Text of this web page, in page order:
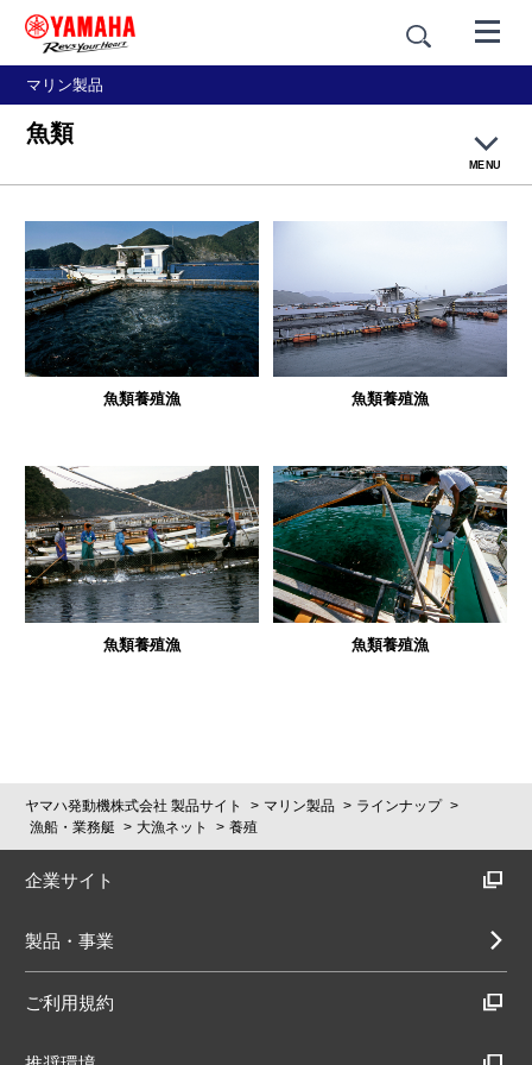
マリン製品
魚類
MENU
大漁ネットトップページ
釣り漁
網漁
篭壺漁・採貝藻
乗合船・観光船
ヤマハ設計室だより
魚類養殖漁 魚類養殖漁
魚類養殖漁 魚類養殖漁
ヤマハ発動機株式会社 製品サイト マリン製品
ラインナップ
漁船・業務艇
大漁ネット 養殖
企業サイト
製品・事業
ご利用規約